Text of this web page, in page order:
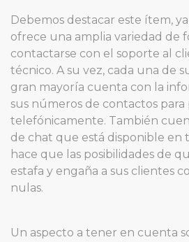
Debemos destacar este ítem,
ofrece una amplia variedad de
contactarse con el soporte al
técnico. A su vez, cada una de
gran mayoría cuenta con la
sus números de contactos
telefónicamente. También
de chat que está disponible en
hace que las posibilidades de
estafa y engaña a sus clientes
nulas.
Un aspecto a tener en cuenta